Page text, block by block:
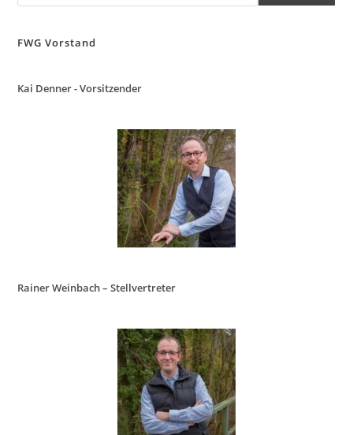
FWG Vorstand
Kai Denner - Vorsitzender
Rainer Weinbach – Stellvertreter